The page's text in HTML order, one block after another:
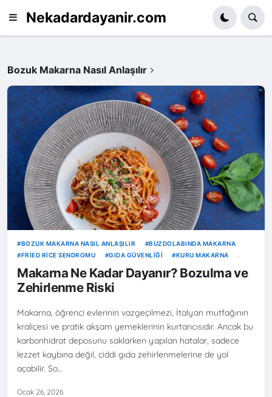
Nekadardayanir.com
Bozuk Makarna Nasıl Anlaşılır
BOZUK MAKARNA NASIL ANLAŞILIR
BUZDOLABINDA MAKARNA
FRIED RICE SENDROMU
GIDA GÜVENLIĞI
KURU MAKARNA
PIŞMIŞ MAKARNA ÖMRÜ
Makarna Ne Kadar Dayanır? Bozulma ve
Zehirlenme Riski
Makarna, öğrenci evlerinin vazgeçilmezi, İtalyan mutfağının
kraliçesi ve pratik akşam yemeklerinin kurtarıcısıdır. Ancak bu
karbonhidrat deposunu saklarken yapılan hatalar, sadece
lezzet kaybına değil, ciddi gıda zehirlenmelerine de yol
açabilir. So…
Ocak 26, 2026